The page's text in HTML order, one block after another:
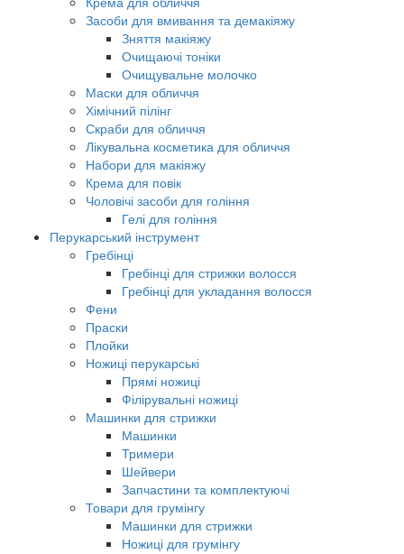
Засоби для вмивання та демакіяжу
Зняття макіяжу
Очищаючі тоніки
Очищувальне молочко
Маски для обличчя
Хімічний пілінг
Скраби для обличчя
Лікувальна косметика для обличчя
Набори для макіяжу
Крема для повік
Чоловічі засоби для гоління
Гелі для гоління
Перукарський інструмент
Гребінці
Гребінці для стрижки волосся
Гребінці для укладання волосся
Фени
Праски
Плойки
Ножиці перукарські
Прямі ножиці
Філірувальні ножиці
Машинки для стрижки
Машинки
Тримери
Шейвери
Запчастини та комплектуючі
Товари для грумінгу
Машинки для стрижки
Ножиці для грумінгу